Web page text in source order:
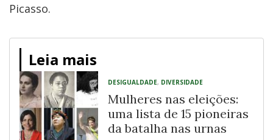
Picasso.
Leia mais
DESIGUALDADE, DIVERSIDADE
Mulheres nas eleições:
uma lista de 15 pioneiras
da batalha nas urnas